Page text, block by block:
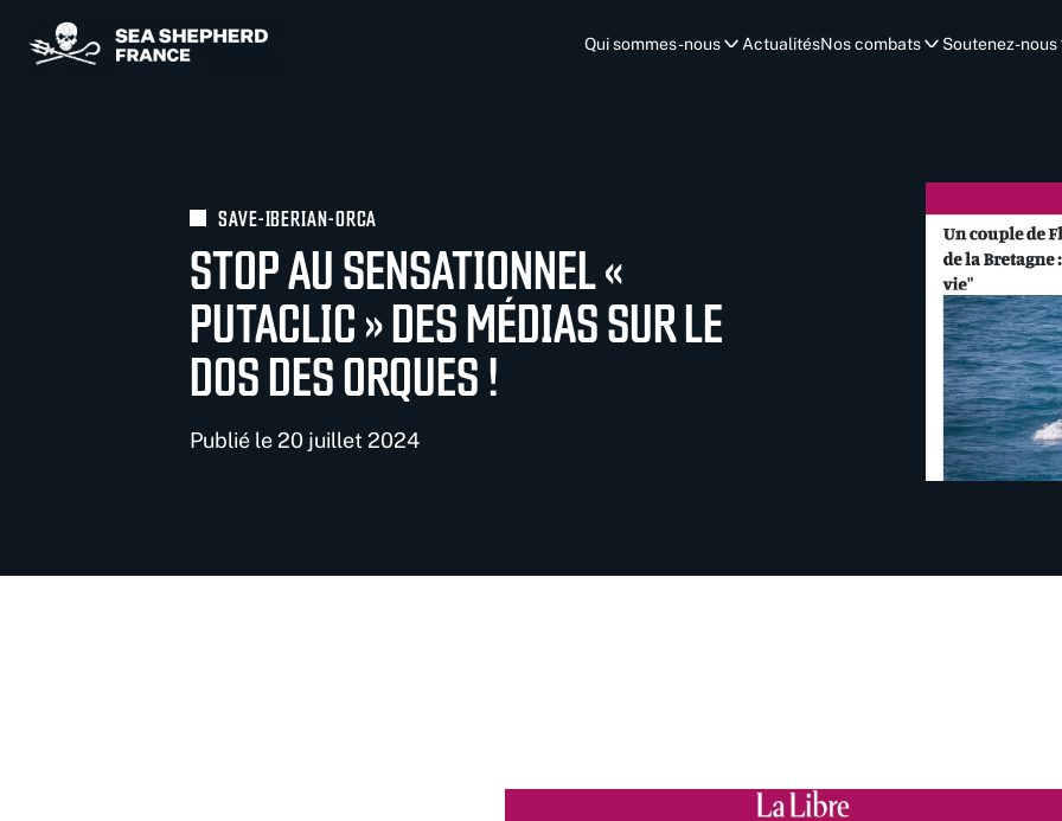
Qui sommes-nous ActualitésNos combats Soutenez-nous
SAVE-IBERIAN-ORCA
STOP AU SENSATIONNEL «
PUTACLIC » DES MÉDIAS SUR LE
DOS DES ORQUES !
Publié le 20 juillet 2024
Panneau de gestion des cookies